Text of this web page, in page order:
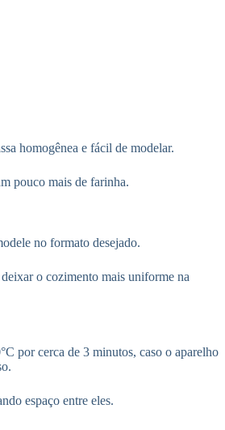
homogênea e fácil de modelar.
pouco mais de farinha.
no formato desejado.
o cozimento mais uniforme na
por cerca de 3 minutos, caso o aparelho
espaço entre eles.